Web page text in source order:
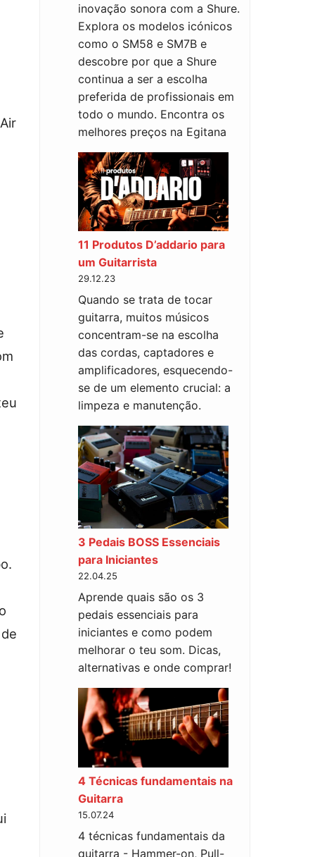
inovação sonora com a Shure.
Explora os modelos icónicos
como o SM58 e SM7B e
descobre por que a Shure
continua a ser a escolha
preferida de profissionais em
todo o mundo. Encontra os
melhores preços na Egitana
11 Produtos D’addario para
um Guitarrista
29.12.23
Quando se trata de tocar
guitarra, muitos músicos
concentram-se na escolha
das cordas, captadores e
amplificadores, esquecendo-
se de um elemento crucial: a
limpeza e manutenção.
3 Pedais BOSS Essenciais
para Iniciantes
22.04.25
Aprende quais são os 3
pedais essenciais para
iniciantes e como podem
melhorar o teu som. Dicas,
alternativas e onde comprar!
4 Técnicas fundamentais na
Guitarra
15.07.24
4 técnicas fundamentais da
guitarra - Hammer-on, Pull-